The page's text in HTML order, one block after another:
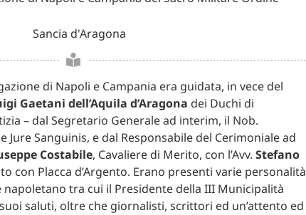
di Napoli e Campania era guidata, in vece del
Gaetani dell’Aquila d’Aragona dei Duchi di
– dal Segretario Generale ad interim, il Nob.
Jure Sanguinis, e dal Responsabile del Cerimoniale ad
Costabile, Cavaliere di Merito, con l’Avv. Stefano
con Placca d’Argento. Erano presenti varie personalità
tra cui il Presidente della III Municipalità
saluti, oltre che giornalisti, scrittori ed un’attento ed